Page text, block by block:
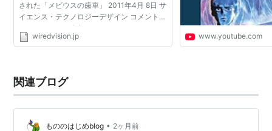
された「メビウスの歯車」 2011年4月 8日 サ
イエンス・テクノロジーデザイン コメント：
トラックバック (0) フィードサイエンス・テ
クノロジーデザイン Charlie Sorrel じっと見
wiredvision.jp www.youtube.com
関連ブログ
もののはじめblog • 2ヶ月前